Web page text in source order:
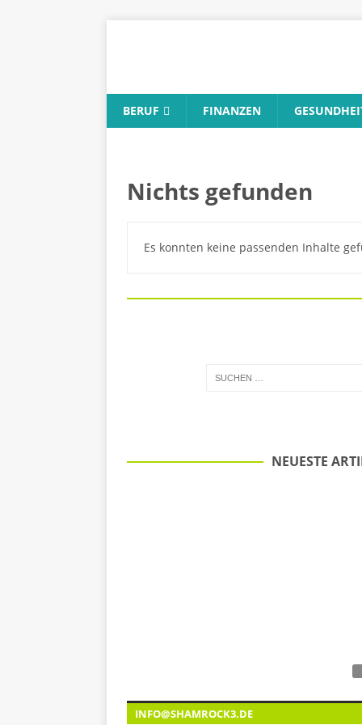
BERUF FINANZEN
Nichts gefunden
Es konnten keine passenden Inhalte
NEUESTE
INFO@SHAMROCK3.DE